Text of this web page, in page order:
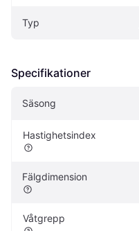
Typ
Specifikationer
Säsong
Hastighetsindex
Fälgdimension
Våtgrepp